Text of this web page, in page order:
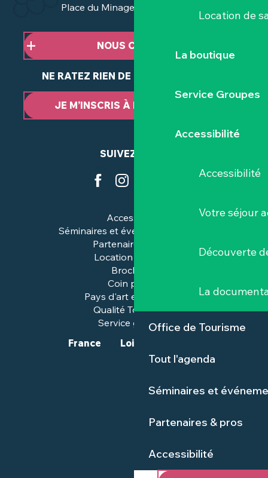
Location de
La boutique
Service Groupes
Accessibilité
Accessibilité
Votre séjour
Découverte
La
Office de Tourisme
Tout l'agenda
Séminaires et
Partenaires & pros
Accessibilité
Place du Minage - 44190 Clisson
NOUS CONTACTER
NE RATEZ RIEN DE NOTRE ACTUALITÉ
JE M’INSCRIS À LA NEWSLETTER
SUIVEZ-NOUS
Accessibilité
Séminaires et événements pros
Partenaires & pros
Location de salles
Brochures
Coin presse
Pays d'art et d'histoire
Qualité Tourisme™
Service groupes
France
Loire-Atlantique